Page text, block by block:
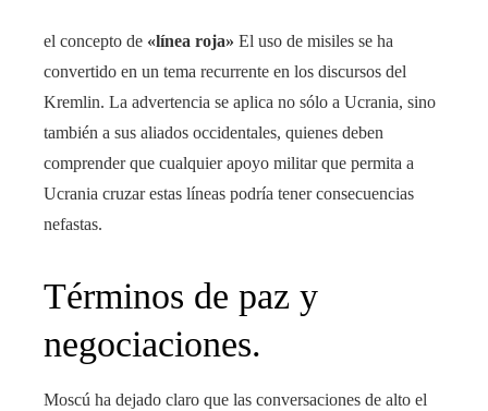
el concepto de «línea roja» El uso de misiles se ha
convertido en un tema recurrente en los discursos del
Kremlin. La advertencia se aplica no sólo a Ucrania, sino
también a sus aliados occidentales, quienes deben
comprender que cualquier apoyo militar que permita a
Ucrania cruzar estas líneas podría tener consecuencias
nefastas.
Términos de paz y
negociaciones.
Moscú ha dejado claro que las conversaciones de alto el